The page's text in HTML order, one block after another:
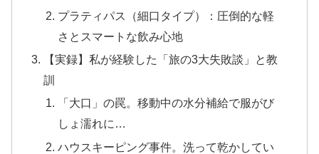
​プラティパス（細口タイプ）：圧倒的な軽
さとスマートな飲み心地
【実録】私が経験した「旅の3大失敗談」と教
訓
「大口」の罠。移動中の水分補給で服がび
しょ濡れに…
​ハウスキーピング事件。洗って乾かしてい